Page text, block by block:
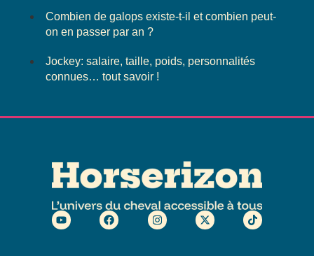
Combien de galops existe-t-il et combien peut-
on en passer par an ?
Jockey: salaire, taille, poids, personnalités
connues… tout savoir !